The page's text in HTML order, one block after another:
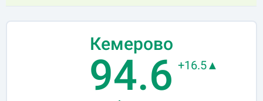
Кемерово
94.6 +16.5▲